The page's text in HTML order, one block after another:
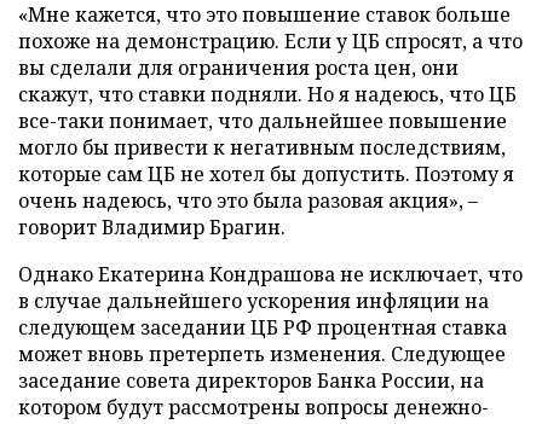
«Мне кажется, что это повышение ставок больше
похоже на демонстрацию. Если у ЦБ спросят, а что
вы сделали для ограничения роста цен, они
скажут, что ставки подняли. Но я надеюсь, что ЦБ
все-таки понимает, что дальнейшее повышение
могло бы привести к негативным последствиям,
которые сам ЦБ не хотел бы допустить. Поэтому я
очень надеюсь, что это была разовая акция», –
говорит Владимир Брагин.
Однако Екатерина Кондрашова не исключает, что
в случае дальнейшего ускорения инфляции на
следующем заседании ЦБ РФ процентная ставка
может вновь претерпеть изменения. Следующее
заседание совета директоров Банка России, на
котором будут рассмотрены вопросы денежно-